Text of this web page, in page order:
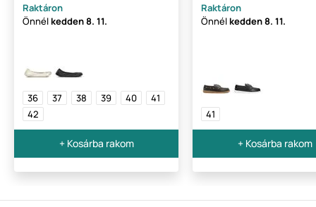
Raktáron
Önnélkedden8. 11.
36 37 38 39 40
41
42
+ Kosárba rakom
Raktáron
Önnélkedden8. 11.
41
+ Kosárba rakom